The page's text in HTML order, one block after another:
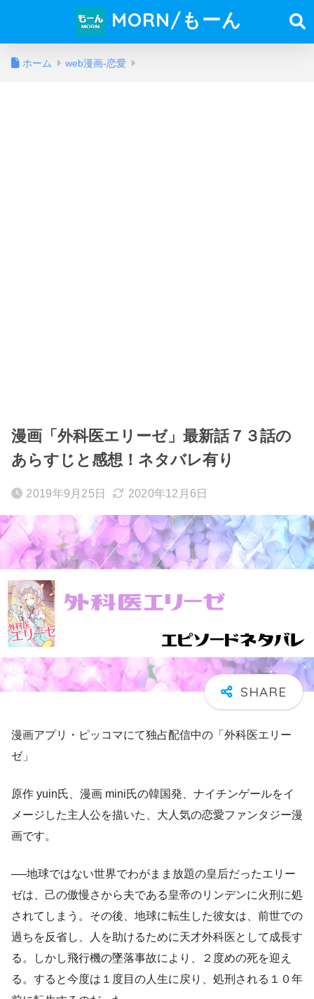
MORN/もーん
ホーム web漫画-恋愛
漫画「外科医エリーゼ」最新話７３話の
あらすじと感想！ネタバレ有り
2019年9月25日 2020年12月6日
漫画アプリ・ピッコマにて独占配信中の「外科医エリー
ゼ」
原作 yuin氏、漫画 mini氏の韓国発、ナイチンゲールをイ
メージした主人公を描いた、大人気の恋愛ファンタジー漫
画です。
──地球ではない世界でわがまま放題の皇后だったエリー
ゼは、己の傲慢さから夫である皇帝のリンデンに火刑に処
されてしまう。その後、地球に転生した彼女は、前世での
過ちを反省し、人を助けるために天才外科医として成長す
る。しかし飛行機の墜落事故により、２度めの死を迎え
る。すると今度は１度目の人生に戻り、処刑される１０年